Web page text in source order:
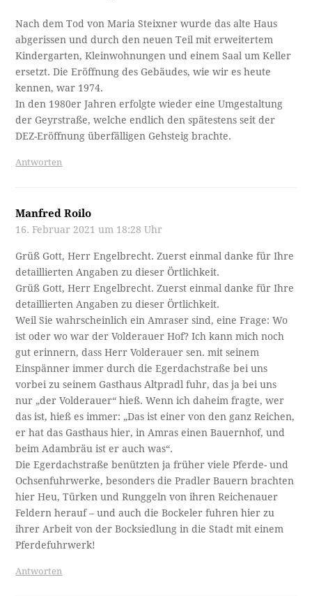
Nach dem Tod von Maria Steixner wurde das alte Haus
abgerissen und durch den neuen Teil mit erweitertem
Kindergarten, Kleinwohnungen und einem Saal um Keller
ersetzt. Die Eröffnung des Gebäudes, wie wir es heute
kennen, war 1974.
In den 1980er Jahren erfolgte wieder eine Umgestaltung
der Geyrstraße, welche endlich den spätestens seit der
DEZ-Eröffnung überfälligen Gehsteig brachte.
Antworten
Manfred Roilo
16. Februar 2021 um 18:28 Uhr
Grüß Gott, Herr Engelbrecht. Zuerst einmal danke für Ihre
detaillierten Angaben zu dieser Örtlichkeit.
Grüß Gott, Herr Engelbrecht. Zuerst einmal danke für Ihre
detaillierten Angaben zu dieser Örtlichkeit.
Weil Sie wahrscheinlich ein Amraser sind, eine Frage: Wo
ist oder wo war der Volderauer Hof? Ich kann mich noch
gut erinnern, dass Herr Volderauer sen. mit seinem
Einspänner immer durch die Egerdachstraße bei uns
vorbei zu seinem Gasthaus Altpradl fuhr, das ja bei uns
nur „der Volderauer“ hieß. Wenn ich daheim fragte, wer
das ist, hieß es immer: „Das ist einer von den ganz Reichen,
er hat das Gasthaus hier, in Amras einen Bauernhof, und
beim Adambräu ist er auch was“.
Die Egerdachstraße benützten ja früher viele Pferde- und
Ochsenfuhrwerke, besonders die Pradler Bauern brachten
hier Heu, Türken und Runggeln von ihren Reichenauer
Feldern herauf – und auch die Bockeler fuhren hier zu
ihrer Arbeit von der Bocksiedlung in die Stadt mit einem
Pferdefuhrwerk!
Antworten